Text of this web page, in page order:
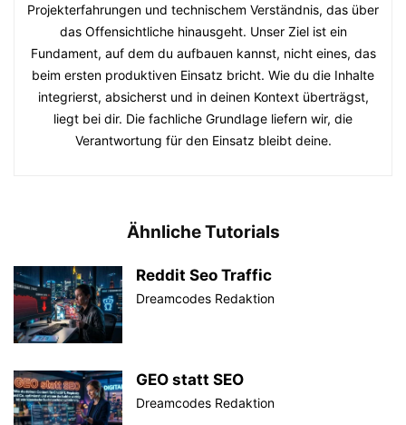
Projekterfahrungen und technischem Verständnis, das über
das Offensichtliche hinausgeht. Unser Ziel ist ein
Fundament, auf dem du aufbauen kannst, nicht eines, das
beim ersten produktiven Einsatz bricht. Wie du die Inhalte
integrierst, absicherst und in deinen Kontext überträgst,
liegt bei dir. Die fachliche Grundlage liefern wir, die
Verantwortung für den Einsatz bleibt deine.
Ähnliche Tutorials
Reddit Seo Traffic
Dreamcodes Redaktion
GEO statt SEO
Dreamcodes Redaktion